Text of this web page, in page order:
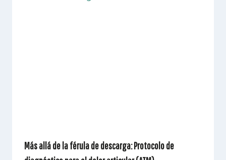
Más allá de la férula de descarga: Protocolo de